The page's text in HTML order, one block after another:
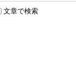
文章で検索